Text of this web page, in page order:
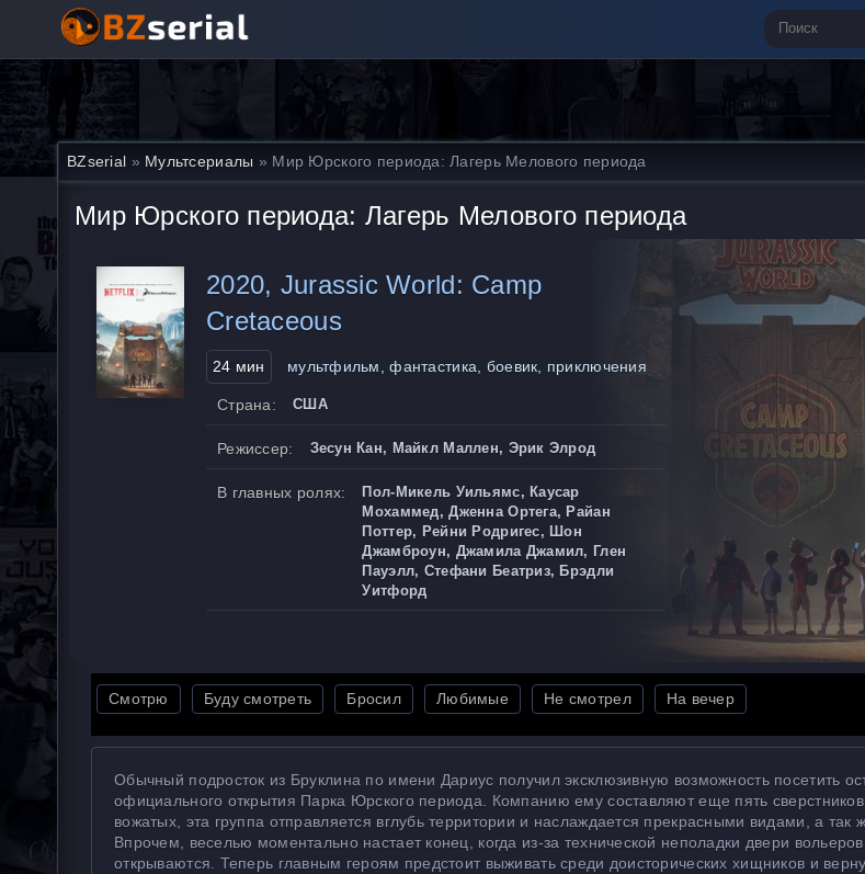
BZserial » Мультсериалы » Мир Юрского периода: Лагерь Мелового периода
Мир Юрского периода: Лагерь Мелового периода
2020, Jurassic World: Camp
Cretaceous
24 мин мультфильм, фантастика, боевик, приключения
Страна: США
Режиссер: Зесун Кан, Майкл Маллен, Эрик Элрод
В главных ролях:
Пол-Микель Уильямс, Каусар
Мохаммед, Дженна Ортега, Райан
Поттер, Рейни Родригес, Шон
Джамброун, Джамила Джамил, Глен
Пауэлл, Стефани Беатриз, Брэдли
Уитфорд
Смотрю Буду смотреть Бросил Любимые Не смотрел На вечер
Обычный подросток из Бруклина по имени Дариус получил эксклюзивную возможность посетить
официального открытия Парка Юрского периода. Компанию ему составляют еще пять
вожатых, эта группа отправляется вглубь территории и наслаждается прекрасными видами, а так
Впрочем, веселью моментально настает конец, когда из-за технической неполадки двери
открываются. Теперь главным героям предстоит выживать среди доисторических хищников и